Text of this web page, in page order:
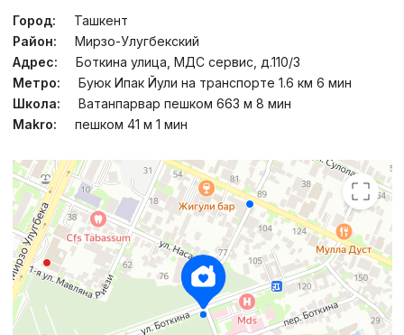
Город:
Ташкент
Район:
Мирзо-Улугбекский
Адрес:
Боткина улица, МДС сервис, д.110/3
Метро:
Буюк Ипак Йули на транспорте 1.6 км 6 мин
Школа:
Ватанпарвар пешком 663 м 8 мин
Makro:
пешком 41 м 1 мин